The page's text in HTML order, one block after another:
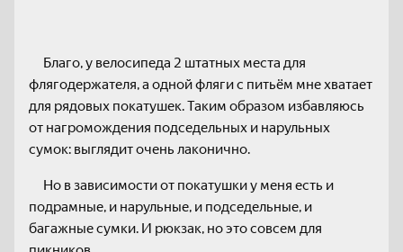
Благо, у велосипеда 2 штатных места для
флягодержателя, а одной фляги с питьём мне хватает
для рядовых покатушек. Таким образом избавляюсь
от нагромождения подседельных и нарульных
сумок: выглядит очень лаконично.
Но в зависимости от покатушки у меня есть и
подрамные, и нарульные, и подседельные, и
багажные сумки. И рюкзак, но это совсем для